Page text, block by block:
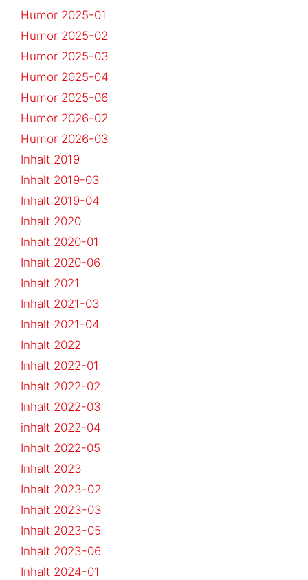
Humor 2025-01
Humor 2025-02
Humor 2025-03
Humor 2025-04
Humor 2025-06
Humor 2026-02
Humor 2026-03
Inhalt 2019
Inhalt 2019-03
Inhalt 2019-04
Inhalt 2020
Inhalt 2020-01
Inhalt 2020-06
Inhalt 2021
Inhalt 2021-03
Inhalt 2021-04
Inhalt 2022
Inhalt 2022-01
Inhalt 2022-02
Inhalt 2022-03
inhalt 2022-04
Inhalt 2022-05
Inhalt 2023
Inhalt 2023-02
Inhalt 2023-03
Inhalt 2023-05
Inhalt 2023-06
Inhalt 2024-01